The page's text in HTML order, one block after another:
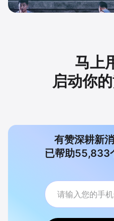
马上
启动你
有赞深耕新
已帮助55,833